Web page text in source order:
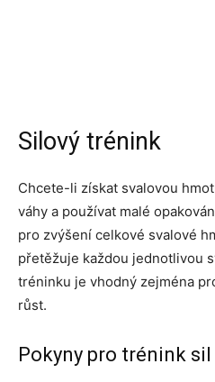
Silový trénink
Chcete-li získat svalovou
váhy a používat malé
pro zvýšení celkové svalové
přetěžuje každou jednotlivou
tréninku je vhodný zejména
růst.
Pokyny pro trénink sil